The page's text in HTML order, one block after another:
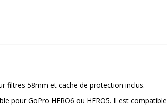
filtres 58mm et cache de protection inclus.
pour GoPro HERO6 ou HERO5. Il est compatible